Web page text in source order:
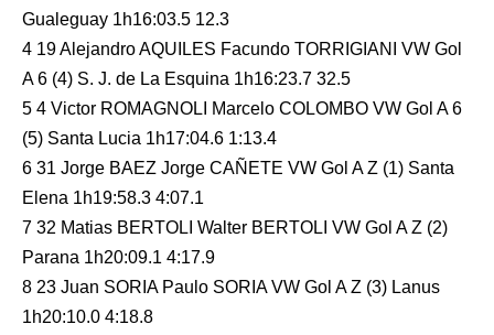
Gualeguay 1h16:03.5 12.3
4 19 Alejandro AQUILES Facundo TORRIGIANI VW Gol
A 6 (4) S. J. de La Esquina 1h16:23.7 32.5
5 4 Victor ROMAGNOLI Marcelo COLOMBO VW Gol A 6
(5) Santa Lucia 1h17:04.6 1:13.4
6 31 Jorge BAEZ Jorge CAÑETE VW Gol A Z (1) Santa
Elena 1h19:58.3 4:07.1
7 32 Matias BERTOLI Walter BERTOLI VW Gol A Z (2)
Parana 1h20:09.1 4:17.9
8 23 Juan SORIA Paulo SORIA VW Gol A Z (3) Lanus
1h20:10.0 4:18.8